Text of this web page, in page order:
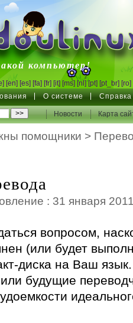
компьютер!
[en] [es] [fa] [fr] [it] [ms] [nl] [pt] [pt_br] [ro]
О системе Справка
Новости Карта
помощники >
: 31 января
вопросом,
(или будет
диска на Ваш
будущие